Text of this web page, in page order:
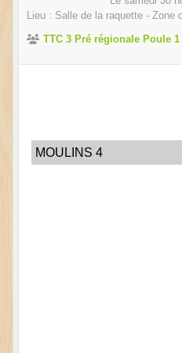
Lieu : Salle de la raquette - Zone
TTC 3 Pré régionale Poule 1
MOULINS 4